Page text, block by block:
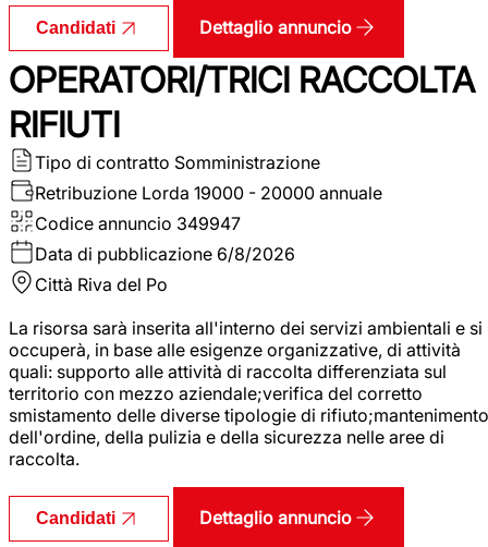
Candidati Dettaglio annuncio
OPERATORI/TRICI RACCOLTA
RIFIUTI
Tipo di contratto Somministrazione
Retribuzione Lorda 19000 - 20000 annuale
Codice annuncio 349947
Data di pubblicazione 6/8/2026
Città Riva del Po
La risorsa sarà inserita all'interno dei servizi ambientali e si
occuperà, in base alle esigenze organizzative, di attività
quali: supporto alle attività di raccolta differenziata sul
territorio con mezzo aziendale;verifica del corretto
smistamento delle diverse tipologie di rifiuto;mantenimento
dell'ordine, della pulizia e della sicurezza nelle aree di
raccolta.
Candidati Dettaglio annuncio